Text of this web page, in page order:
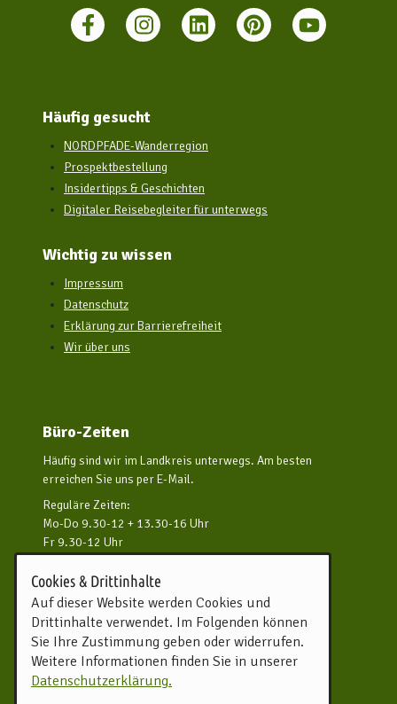
Häufig gesucht
NORDPFADE-Wanderregion
Prospektbestellung
Insidertipps & Geschichten
Digitaler Reisebegleiter für unterwegs
Wichtig zu wissen
Impressum
Datenschutz
Erklärung zur Barrierefreiheit
Wir über uns
Büro-Zeiten
Häufig sind wir im Landkreis unterwegs. Am besten
erreichen Sie uns per E-Mail.
Reguläre Zeiten:
Mo-Do 9.30-12 + 13.30-16 Uhr
Fr 9.30-12 Uhr
Kontakt aufnehmen
Touristikverband Landkreis
Rotenburg (Wümme) e.V.
Harburger Straße 59
27356 Rotenburg (Wümme)
Cookies & Drittinhalte
Auf dieser Website werden Cookies und
Drittinhalte verwendet. Im Folgenden können
Sie Ihre Zustimmung geben oder widerrufen.
Weitere Informationen finden Sie in unserer
Datenschutzerklärung.